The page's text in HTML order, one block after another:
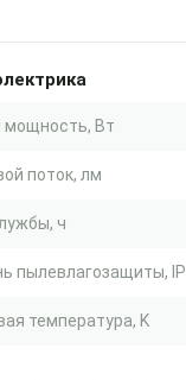
Вт
поток, лм
ч
пылевлагозащиты, IP
температура, K